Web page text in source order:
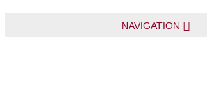
NAVIGATION